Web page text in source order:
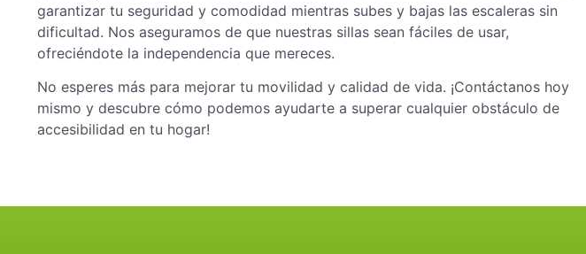
garantizar tu seguridad y comodidad mientras subes y bajas las escaleras sin
dificultad. Nos aseguramos de que nuestras sillas sean fáciles de usar,
ofreciéndote la independencia que mereces.
No esperes más para mejorar tu movilidad y calidad de vida. ¡Contáctanos hoy
mismo y descubre cómo podemos ayudarte a superar cualquier obstáculo de
accesibilidad en tu hogar!